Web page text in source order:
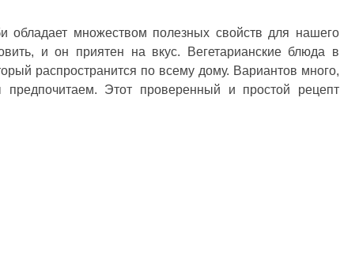
обладает множеством полезных свойств для нашего
и он приятен на вкус. Вегетарианские блюда в
распространится по всему дому. Вариантов много,
Этот проверенный и простой рецепт